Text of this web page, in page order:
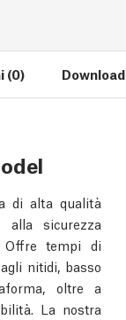
(0) Download
di alta qualità
sicurezza
tempi di
nitidi, basso
oltre a
La nostra